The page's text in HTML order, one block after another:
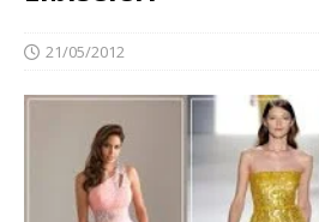
21/05/2012